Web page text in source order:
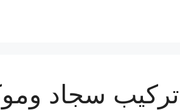
تركيب سجاد